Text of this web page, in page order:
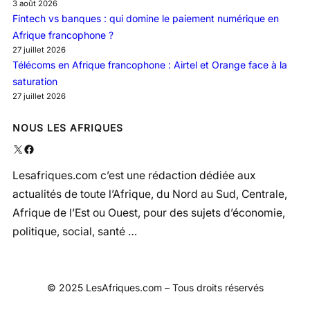
3 août 2026
Fintech vs banques : qui domine le paiement numérique en
Afrique francophone ?
27 juillet 2026
Télécoms en Afrique francophone : Airtel et Orange face à la
saturation
27 juillet 2026
NOUS LES AFRIQUES
X Facebook
Lesafriques.com c’est une rédaction dédiée aux
actualités de toute l’Afrique, du Nord au Sud, Centrale,
Afrique de l’Est ou Ouest, pour des sujets d’économie,
politique, social, santé …
© 2025 LesAfriques.com – Tous droits réservés